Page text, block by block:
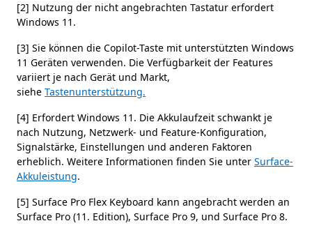
[2] Nutzung der nicht angebrachten Tastatur erfordert
Windows 11.
[3] Sie können die Copilot-Taste mit unterstützten Windows
11 Geräten verwenden. Die Verfügbarkeit der Features
variiert je nach Gerät und Markt,
siehe Tastenunterstützung.
[4] Erfordert Windows 11. Die Akkulaufzeit schwankt je
nach Nutzung, Netzwerk- und Feature-Konfiguration,
Signalstärke, Einstellungen und anderen Faktoren
erheblich. Weitere Informationen finden Sie unter Surface-
Akkuleistung.
[5] Surface Pro Flex Keyboard kann angebracht werden an
Surface Pro (11. Edition), Surface Pro 9, und Surface Pro 8.